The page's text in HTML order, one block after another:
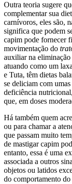
Outra teoria sugere
complementar sua
carnívoros, eles são,
significa que podem
capim pode fornecer
movimentação do
auxiliar na
atuando como um
e Tuta, têm dietas
se deliciam com
deficiência
que, em doses
Há também quem
ou para chamar a
que passam muito
de mastigar capim
entanto, essa é uma
associada a outros
objetos ou latidos
do comportamento do